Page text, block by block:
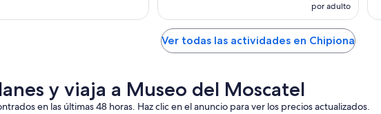
por adulto
Ver todas las actividades en Chipiona
y viaja a Museo del Moscatel
en las últimas 48 horas. Haz clic en el anuncio para ver los precios actualizados.